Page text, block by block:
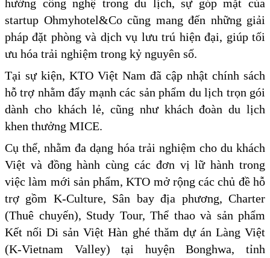
hướng công nghệ trong du lịch, sự góp mặt của
startup Ohmyhotel&Co cũng mang đến những giải
pháp đặt phòng và dịch vụ lưu trú hiện đại, giúp tối
ưu hóa trải nghiệm trong kỷ nguyên số.
Tại sự kiện, KTO Việt Nam đã cập nhật chính sách
hỗ trợ nhằm đẩy mạnh các sản phẩm du lịch trọn gói
dành cho khách lẻ, cũng như khách đoàn du lịch
khen thưởng MICE.
Cụ thể, nhằm đa dạng hóa trải nghiệm cho du khách
Việt và đồng hành cùng các đơn vị lữ hành trong
việc làm mới sản phẩm, KTO mở rộng các chủ đề hỗ
trợ gồm K-Culture, Sân bay địa phương, Charter
(Thuê chuyến), Study Tour, Thể thao và sản phẩm
Kết nối Di sản Việt Hàn ghé thăm dự án Làng Việt
(K-Vietnam Valley) tại huyện Bonghwa, tỉnh